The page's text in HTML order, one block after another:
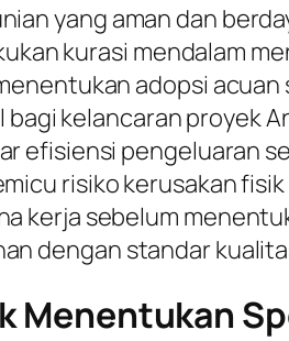
yang aman dan
kurasi mendalam
adopsi acuan
kelancaran proyek
efisiensi pengeluaran
risiko kerusakan
kerja sebelum
dengan standar
Menentukan